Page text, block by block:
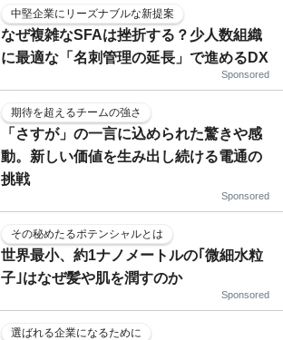
中堅企業にリーズナブルな新提案
なぜ複雑なSFAは挫折する？少人数組織
に最適な「名刺管理の延長」で進めるDX
Sponsored
期待を超えるチームの強さ
「さすが」の一言に込められた驚きや感
動。新しい価値を生み出し続ける電通の
挑戦
Sponsored
その秘めたるポテンシャルとは
世界最小、約1ナノメートルの｢微細水粒
子｣はなぜ髪や肌を潤すのか
Sponsored
選ばれる企業になるために